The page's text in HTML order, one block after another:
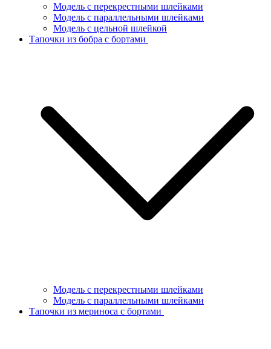
Модель с перекрестными шлейками
Модель с параллельными шлейками
Модель с цельной шлейкой
Тапочки из бобра с бортами
Модель с перекрестными шлейками
Модель с параллельными шлейками
Тапочки из мериноса с бортами